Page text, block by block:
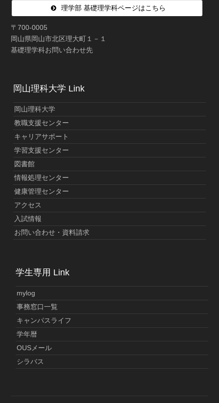
理学部 基礎理学科ページはこちら
〒700-0005
岡山県岡山市北区理大町１－１
基礎理学科お問い合わせ先
岡山理科大学 Link
岡山理科大学
教職支援センター
キャリアサポート
学習支援センター
図書館
情報処理センター
健康管理センター
アクセス
入試情報
お問い合わせ・資料請求
学生専用 Link
mylog
事務窓口一覧
キャンパスライフ
学年暦
OUSメール
シラバス